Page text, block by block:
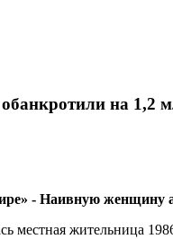
на 1,2
- Наивную женщину
местная жительница